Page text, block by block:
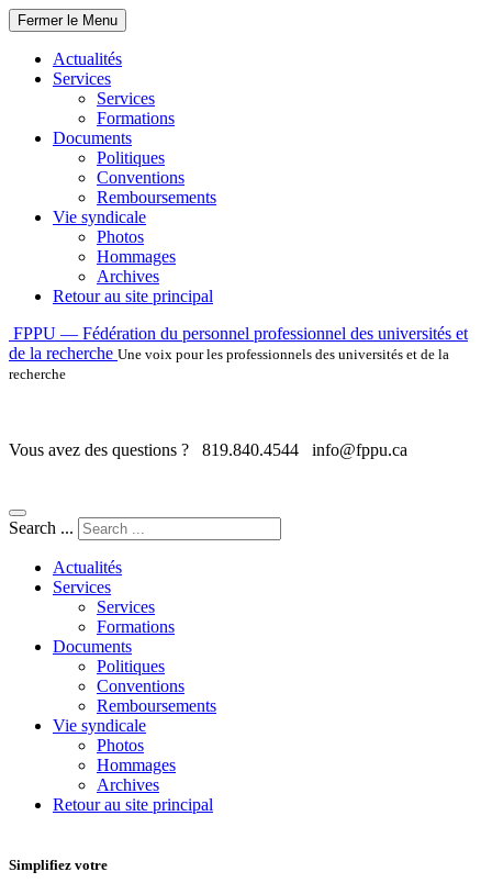
Fermer le Menu
Actualités
Services
Services
Formations
Documents
Politiques
Conventions
Remboursements
Vie syndicale
Photos
Hommages
Archives
Retour au site principal
Skip
to
content
FPPU — Fédération du personnel professionnel des universités et
de la recherche Une voix pour les professionnels des universités et de la
recherche
Vous avez des questions ? 819.840.4544 info@fppu.ca
Search ...
Actualités
Services
Services
Formations
Documents
Politiques
Conventions
Remboursements
Vie syndicale
Photos
Hommages
Archives
Retour au site principal
Simplifiez votre